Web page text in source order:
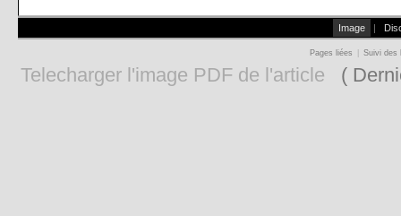
Image |
Pages liées Suivi des
Telecharger l'image PDF de l'article (